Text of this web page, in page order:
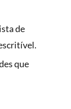
de
que